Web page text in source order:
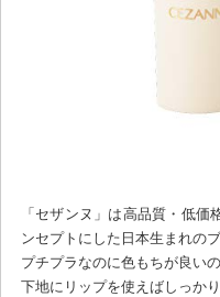
「セザンヌ」は高品質・低
ンセプトにした日本生まれのブ
プチプラなのに色もちが良いの
下地にリップを使えばしっか